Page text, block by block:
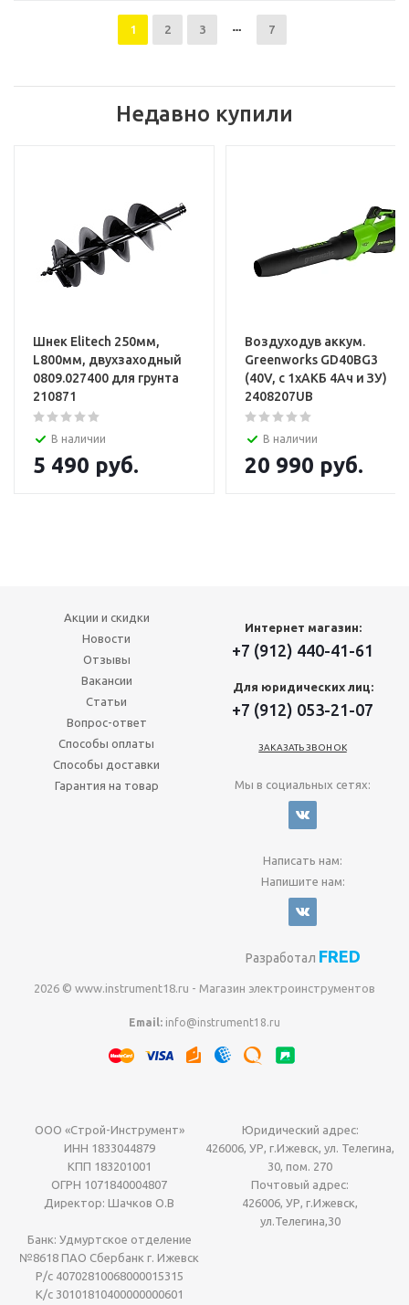
1 2 3 7
Недавно купили
Шнек Elitech 250мм,
L800мм, двухзаходный
0809.027400 для грунта
210871
В наличии
5 490 руб.
Воздуходув аккум.
Greenworks GD40BG3
(40V, с 1хАКБ 4Ач и ЗУ)
2408207UB
В наличии
20 990 руб.
Акции и скидки
Новости
Отзывы
Вакансии
Статьи
Вопрос-ответ
Способы оплаты
Способы доставки
Гарантия на товар
Интернет магазин:
+7 (912) 440-41-61
Для юридических лиц:
+7 (912) 053-21-07
ЗАКАЗАТЬ ЗВОНОК
Мы в социальных сетях:
Написать нам:
Напишите нам:
Разработал FRED
2026 © www.instrument18.ru - Магазин электроинструментов
Email: info@instrument18.ru
ООО «Строй-Инструмент»
ИНН 1833044879
КПП 183201001
ОГРН 1071840004807
Директор: Шачков О.В
Юридический адрес:
426006, УР, г.Ижевск, ул. Телегина,
30, пом. 270
Почтовый адрес:
426006, УР, г.Ижевск,
ул.Телегина,30
Банк: Удмуртское отделение
№8618 ПАО Сбербанк г. Ижевск
Р/с 40702810068000015315
К/с 30101810400000000601